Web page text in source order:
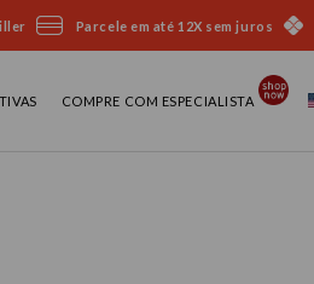
Parcele em até 12X sem juros
COMPRE COM ESPECIALISTA